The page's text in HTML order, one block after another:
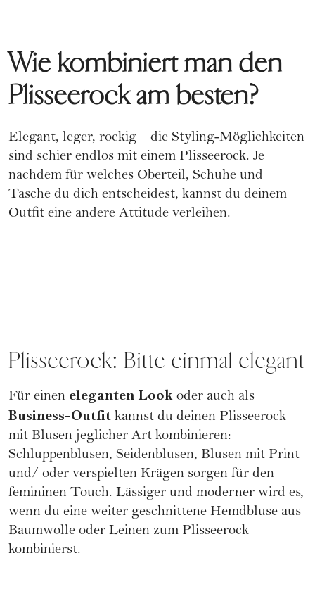
Wie kombiniert man den
Plisseerock am besten?
Elegant, leger, rockig – die Styling-Möglichkeiten
sind schier endlos mit einem Plisseerock. Je
nachdem für welches Oberteil, Schuhe und
Tasche du dich entscheidest, kannst du deinem
Outfit eine andere Attitude verleihen.
Plisseerock: Bitte einmal elegant
Für einen eleganten Look oder auch als
Business-Outfit kannst du deinen Plisseerock
mit Blusen jeglicher Art kombinieren:
Schluppenblusen, Seidenblusen, Blusen mit Print
und/ oder verspielten Krägen sorgen für den
femininen Touch. Lässiger und moderner wird es,
wenn du eine weiter geschnittene Hemdbluse aus
Baumwolle oder Leinen zum Plisseerock
kombinierst.